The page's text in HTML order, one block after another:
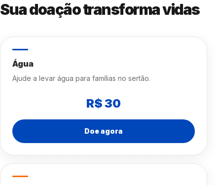
Sua doação transforma vidas
Água
Ajude a levar água para famílias no sertão.
R$ 30
Doe agora